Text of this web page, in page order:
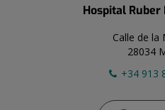
Hospital
Calle de la
28034
+34 913